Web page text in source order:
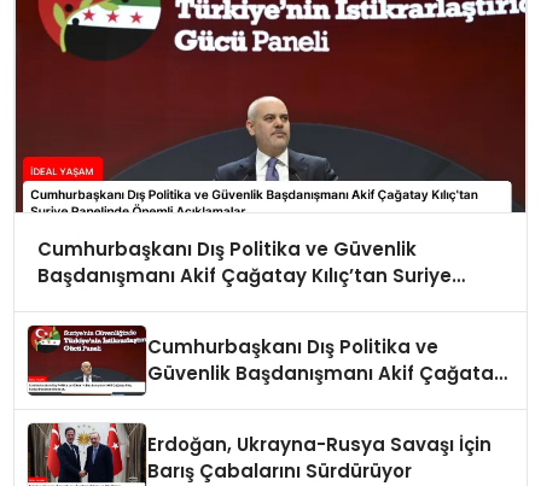
Cumhurbaşkanı Dış Politika ve Güvenlik
Başdanışmanı Akif Çağatay Kılıç’tan Suriye
Cumhurbaşkanı Dış Politika ve
Güvenlik Başdanışmanı Akif Çağatay
Erdoğan, Ukrayna-Rusya Savaşı İçin
Barış Çabalarını Sürdürüyor